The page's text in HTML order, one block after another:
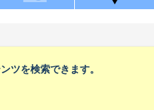
ツを検索できます。